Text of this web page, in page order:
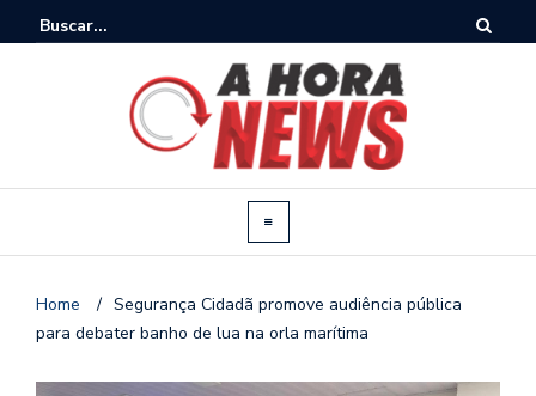
Home / Segurança Cidadã promove audiência pública
para debater banho de lua na orla marítima